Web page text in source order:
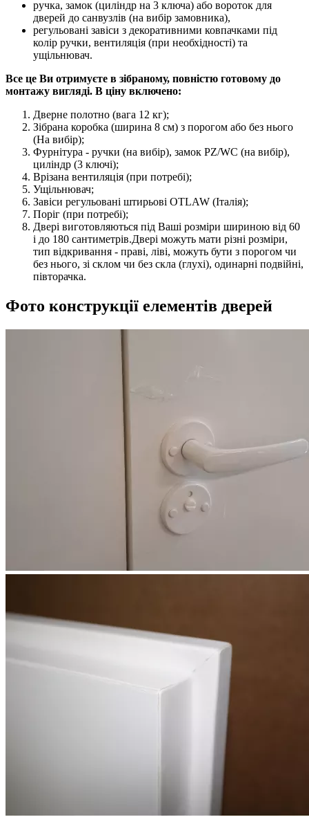
ручка, замок (циліндр на 3 ключа) або вороток для
дверей до санвузлів (на вибір замовника),
регульовані завіси з декоративними ковпачками під
колір ручки, вентиляція (при необхідності) та
ущільнювач.
Все це Ви отримуєте в зібраному, повністю готовому до
монтажу вигляді. В ціну включено:
Дверне полотно (вага 12 кг);
Зібрана коробка (ширина 8 см) з порогом або без нього
(На вибір);
Фурнітура - ручки (на вибір), замок PZ/WC (на вибір),
циліндр (3 ключі);
Врізана вентиляція (при потребі);
Ущільнювач;
Завіси регульовані штирьові OTLAW (Італія);
Поріг (при потребі);
Двері виготовляються під Ваші розміри шириною від 60
і до 180 сантиметрів.Двері можуть мати різні розміри,
тип відкривання - праві, ліві, можуть бути з порогом чи
без нього, зі склом чи без скла (глухі), одинарні подвійні,
півторачка.
Фото конструкції елементів дверей